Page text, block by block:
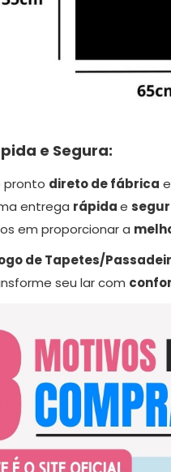
e Segura:
pronto direto de fábrica
entrega rápidae
em proporcionar a
de Tapetes/
seu lar com